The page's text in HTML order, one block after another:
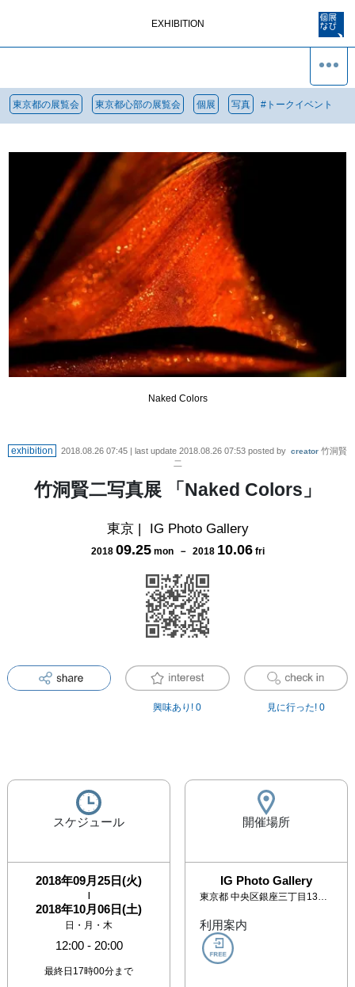
EXHIBITION
東京都の展覧会 東京都心部の展覧会 個展 写真 # トークイベント
Naked Colors
exhibition 2018.08.26 07:45 | last update 2018.08.26 07:53 posted by creator 竹洞賢
二
竹洞賢二写真展 「Naked Colors」
東京| IG Photo Gallery
2018 09.25 mon－ 2018 10.06 fri
興味あり! 0 見に行った! 0
スケジュール
2018年09月25日(火)
|
2018年10月06日(土)
日・月・木
12:00- 20:00
最終日17時00分まで
開催場所
IG Photo Gallery
東京都 中央区銀座三丁目13番17号 辰中ビル３階 石田法律事務所内
利用案内